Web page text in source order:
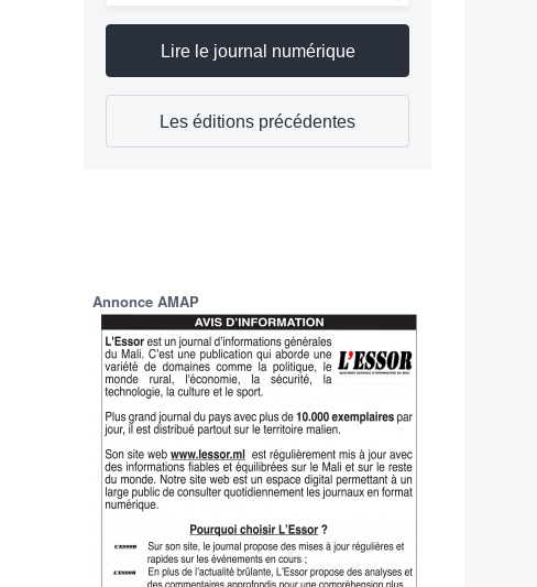
Lire le journal numérique
Les éditions précédentes
Annonce AMAP